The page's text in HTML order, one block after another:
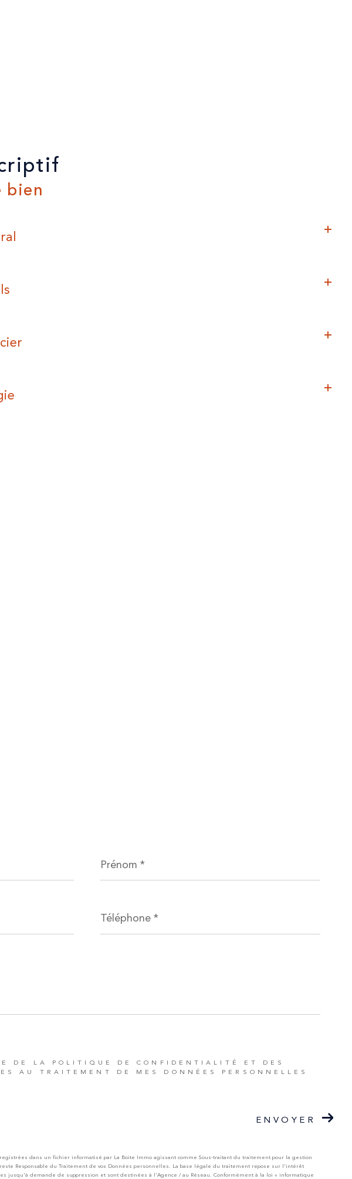
bien
*
*
DE LA POLITIQUE DE CONFIDENTIALITÉ ET DES
AU TRAITEMENT DE MES DONNÉES PERSONNELLES
ENVOYER
dans un fichier informatisé par La Boite Immo agissant comme Sous-traitant du traitement pour la gestion
Responsable du Traitement de vos Données personnelles. La base légale du traitement repose sur l'intérêt
jusqu'à demande de suppression et sont destinées à l'Agence / au Réseau. Conformément à la loi « informatique